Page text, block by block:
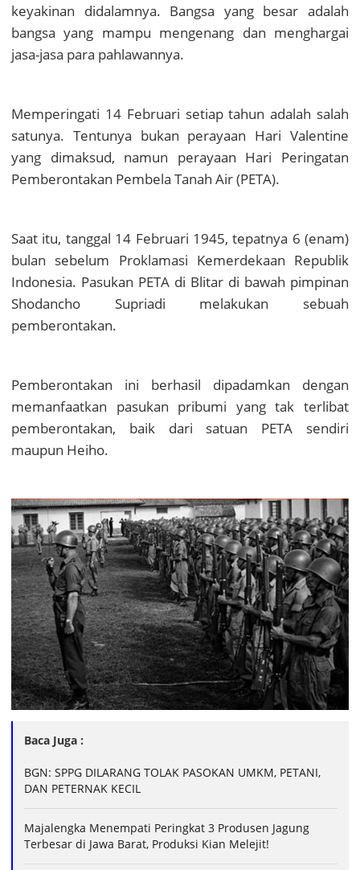
keyakinan didalamnya. Bangsa yang besar adalah
bangsa yang mampu mengenang dan menghargai
jasa-jasa para pahlawannya.
Memperingati 14 Februari setiap tahun adalah salah
satunya. Tentunya bukan perayaan Hari Valentine
yang dimaksud, namun perayaan Hari Peringatan
Pemberontakan Pembela Tanah Air (PETA).
Saat itu, tanggal 14 Februari 1945, tepatnya 6 (enam)
bulan sebelum Proklamasi Kemerdekaan Republik
Indonesia. Pasukan PETA di Blitar di bawah pimpinan
Shodancho Supriadi melakukan sebuah
pemberontakan.
Pemberontakan ini berhasil dipadamkan dengan
memanfaatkan pasukan pribumi yang tak terlibat
pemberontakan, baik dari satuan PETA sendiri
maupun Heiho.
Baca Juga :
BGN: SPPG DILARANG TOLAK PASOKAN UMKM, PETANI,
DAN PETERNAK KECIL
Majalengka Menempati Peringkat 3 Produsen Jagung
Terbesar di Jawa Barat, Produksi Kian Melejit!